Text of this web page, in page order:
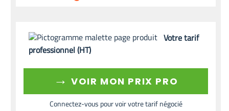
Votre tarif
professionnel (HT)
→ VOIR MON PRIX PRO
Connectez-vous pour voir votre tarif négocié